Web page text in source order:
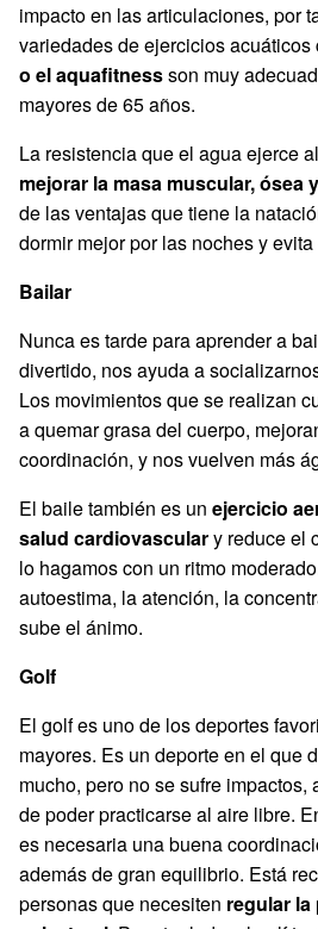
impacto en las articulaciones, por
variedades de ejercicios acuáticos
o el aquafitnessson muy
mayores de 65 años.
La resistencia que el agua ejerce
mejorar la masa muscular, ósea
de las ventajas que tiene la
dormir mejor por las noches y evita
Bailar
Nunca es tarde para aprender a
divertido, nos ayuda a
Los movimientos que se realizan
a quemar grasa del cuerpo,
coordinación, y nos vuelven más
El baile también es un ejercicio
salud cardiovasculary reduce el
lo hagamos con un ritmo
autoestima, la atención, la
sube el ánimo.
Golf
El golf es uno de los deportes
mayores. Es un deporte en el que
mucho, pero no se sufre
de poder practicarse al aire libre.
es necesaria una buena
además de gran equilibrio. Está
personas que necesiten regular la